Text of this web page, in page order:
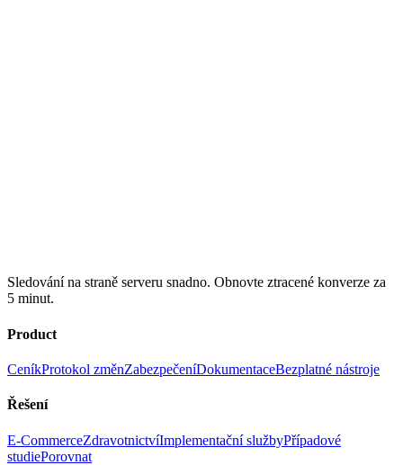
Sledování na straně serveru snadno. Obnovte ztracené konverze za
5 minut.
Product
CeníkProtokol změnZabezpečeníDokumentaceBezplatné nástroje
Řešení
E-CommerceZdravotnictvíImplementační službyPřípadové
studiePorovnat